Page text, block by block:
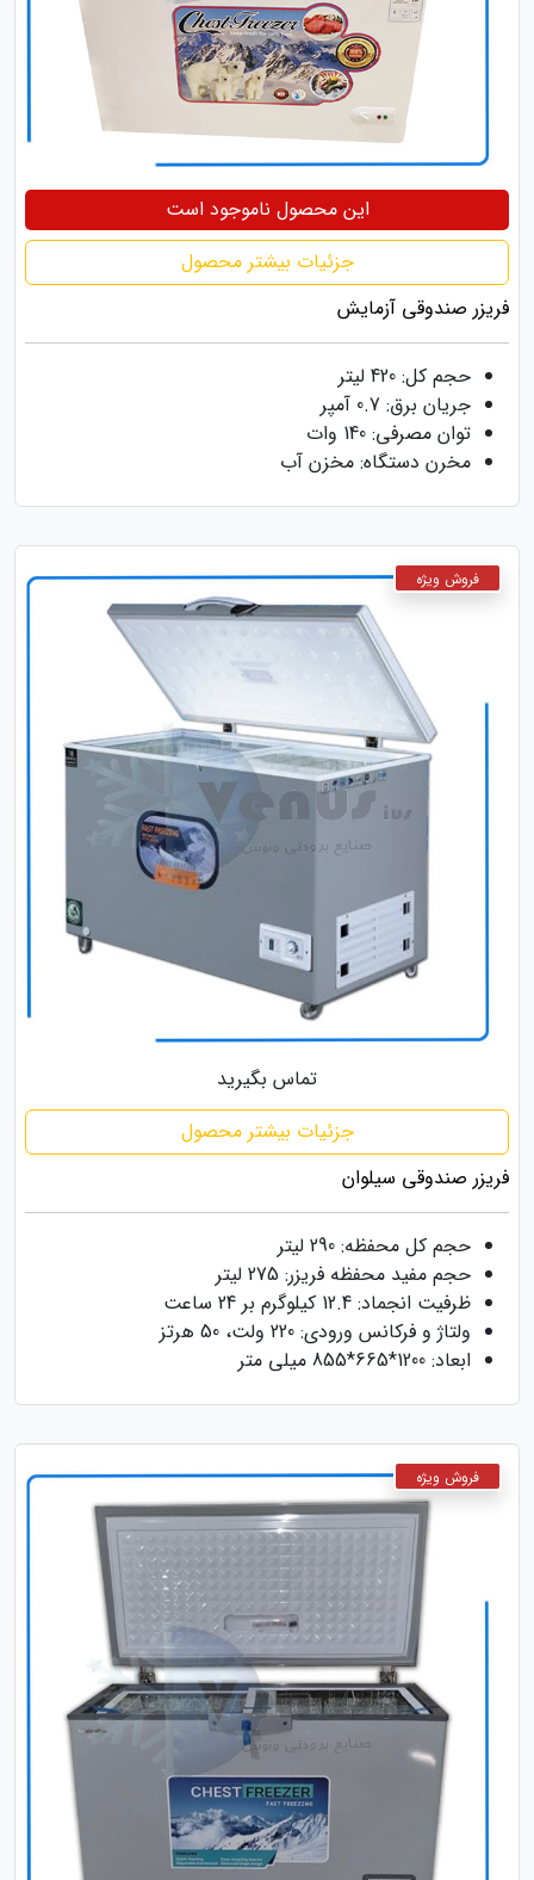
این محصول ناموجود است
جزئیات بیشتر محصول
فریزر صندوقی آزمایش
حجم کل: 420 لیتر
جریان برق: 0.7 آمپر
توان مصرفی: 140 وات
مخرن دستگاه: مخزن آب
تماس بگیرید
جزئیات بیشتر محصول
فریزر صندوقی سیلوان
حجم کل محفظه: 290 لیتر
حجم مفید محفظه فریزر: 275 لیتر
ظرفیت انجماد: 12.4 کیلوگرم بر 24 ساعت
ولتاژ و فرکانس ورودی: 220 ولت، 50 هرتز
ابعاد: 1200*665*855 میلی متر